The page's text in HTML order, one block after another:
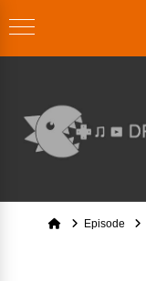
HomeEpisode